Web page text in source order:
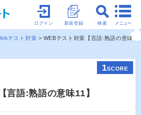
メニュー
検索
新規登録
ログイン
テスト対策
WEBテスト対策【言語:熟語の意味
1SCORE
言語:熟語の意味11】